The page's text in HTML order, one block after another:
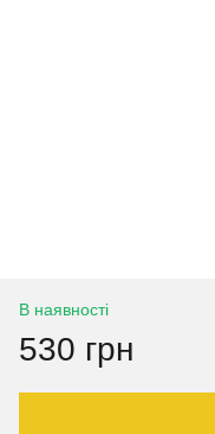
В наявності
530 грн